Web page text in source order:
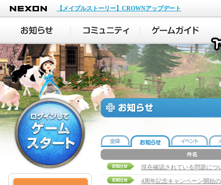
NEXON
【メイプルストーリー】CROWNアップデート
現在確認されている問題につ
4周年記念キャンペーン開始